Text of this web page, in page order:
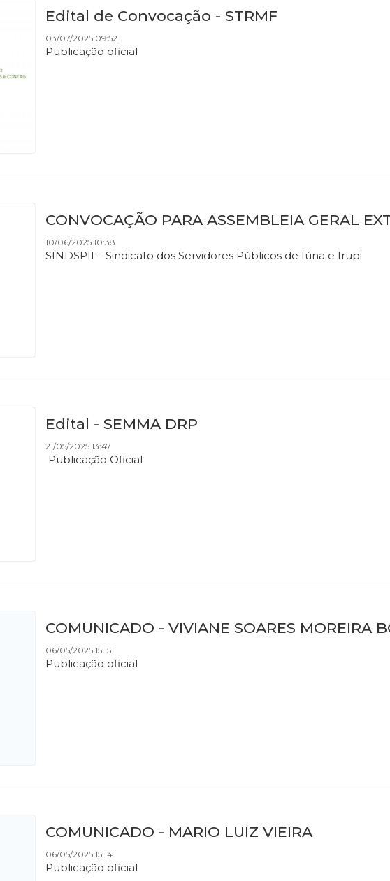
Edital de Convocação - STRMF
03/07/2025 09:52
Publicação oficial
CONVOCAÇÃO PARA ASSEMBLEIA GERAL
10/06/2025 10:38
SINDSPII – Sindicato dos Servidores Públicos de Iúna e Irupi
Edital - SEMMA DRP
21/05/2025 13:47
Publicação Oficial
COMUNICADO - VIVIANE SOARES MOREIRA
06/05/2025 15:15
Publicação oficial
COMUNICADO - MARIO LUIZ VIEIRA
06/05/2025 15:14
Publicação oficial